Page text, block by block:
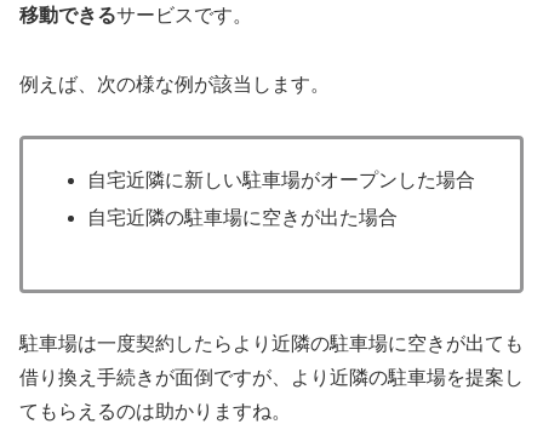
移動できるサービスです。
例えば、次の様な例が該当します。
自宅近隣に新しい駐車場がオープンした場合
自宅近隣の駐車場に空きが出た場合
駐車場は一度契約したらより近隣の駐車場に空きが出ても
借り換え手続きが面倒ですが、より近隣の駐車場を提案し
てもらえるのは助かりますね。